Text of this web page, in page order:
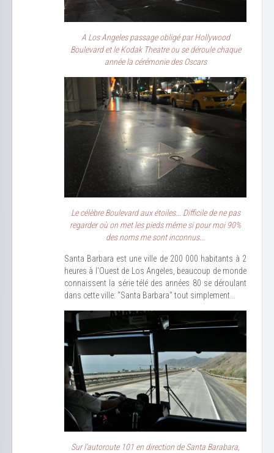
A Los Angeles passage obligé par Hollywood
Boulevard et le Kodak Theatre ou se déroule chaque
année la cérémonie des Oscars
Le célèbre Boulevard aux étoiles... Difficile de ne pas
regarder où on met les pieds même si pour moi 90%
des noms me sont inconnus...
Santa Barbara est une ville de 200 000 habitants à 2
heures à l'Ouest de Los Angeles, beaucoup de monde
connaissent la série télé des années 80 se déroulant
dans cette ville: "Santa Barbara" tout simplement...
Sur l'autoroute 101 en direction de Santa Barabara,